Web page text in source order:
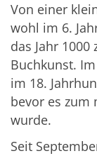
Von einer
wohl im 6.
das Jahr
Buchkunst.
im 18.
bevor es zum
wurde.
Seit